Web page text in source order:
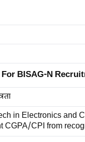
BISAG-N
in Electronics and
CGPA/CPI from